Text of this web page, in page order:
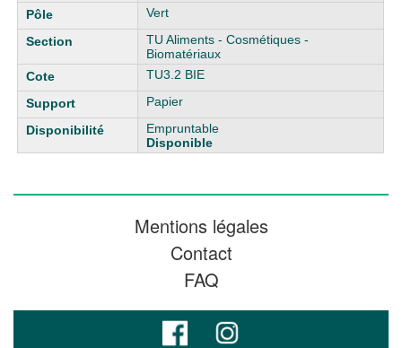
Vert
TU Aliments - Cosmétiques -
Biomatériaux
TU3.2 BIE
Papier
Empruntable
Disponible
Mentions légales
Contact
FAQ